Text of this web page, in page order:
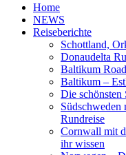
Home
NEWS
Reiseberichte
Schottland,
Donaudelta
Baltikum
Baltikum –
Die schönsten
Südschweden
Rundreise
Cornwall mit
ihr wissen